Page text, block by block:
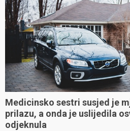
Medicinsko sestri susjed je
prilazu, a onda je uslijedila
odjeknula